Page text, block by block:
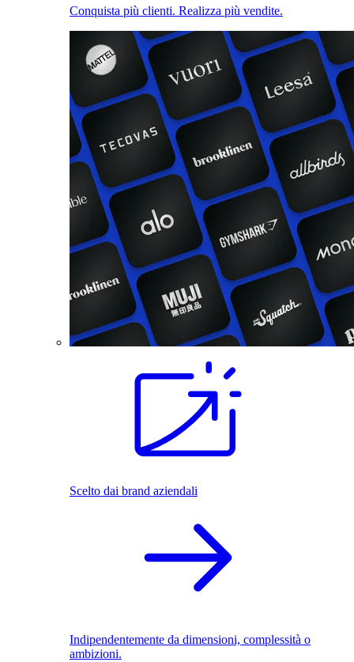
Conquista più clienti. Realizza più vendite.
Scelto dai brand aziendali
Indipendentemente da dimensioni, complessità o
ambizioni.